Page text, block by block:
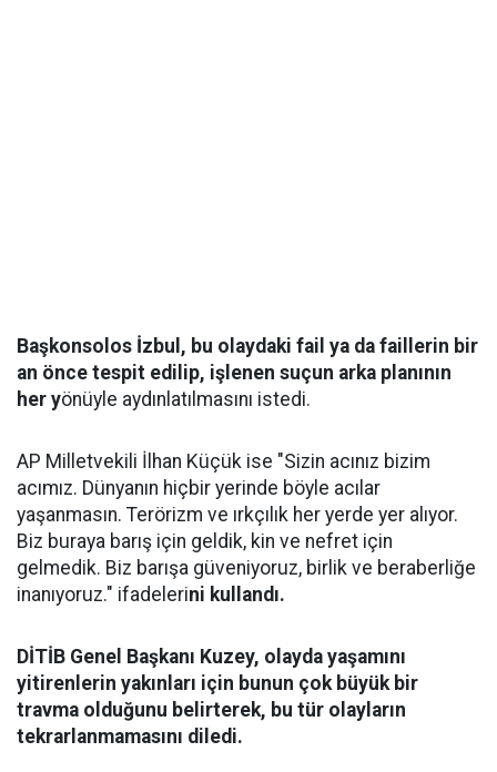
Başkonsolos İzbul, bu olaydaki fail ya da faillerin bir
an önce tespit edilip, işlenen suçun arka planının
her yönüyle aydınlatılmasını istedi.
AP Milletvekili İlhan Küçük ise "Sizin acınız bizim
acımız. Dünyanın hiçbir yerinde böyle acılar
yaşanmasın. Terörizm ve ırkçılık her yerde yer alıyor.
Biz buraya barış için geldik, kin ve nefret için
gelmedik. Biz barışa güveniyoruz, birlik ve beraberliğe
inanıyoruz." ifadelerini kullandı.
DİTİB Genel Başkanı Kuzey, olayda yaşamını
yitirenlerin yakınları için bunun çok büyük bir
travma olduğunu belirterek, bu tür olayların
tekrarlanmamasını diledi.